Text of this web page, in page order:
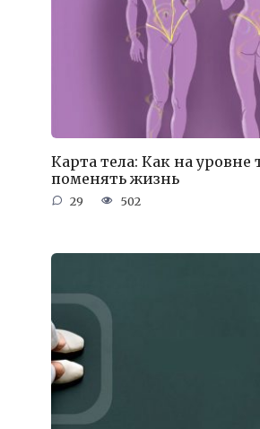
Карта тела: Как на уровне
поменять жизнь
29 502